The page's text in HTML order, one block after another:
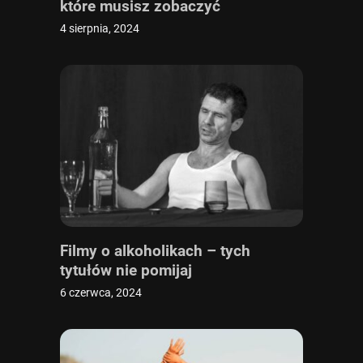
które musisz zobaczyć
4 sierpnia, 2024
Filmy o alkoholikach – tych
tytułów nie pomijaj
6 czerwca, 2024